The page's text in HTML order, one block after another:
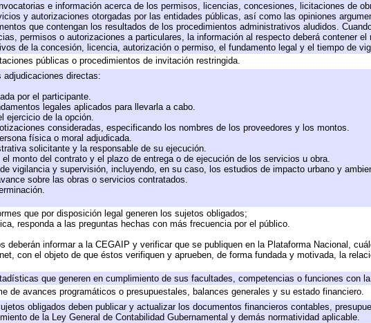
e información acerca de los permisos, licencias, concesiones, licitaciones de
y autorizaciones otorgadas por las entidades públicas, así como las opiniones
que contengan los resultados de los procedimientos administrativos aludidos.
permisos o autorizaciones a particulares, la información al respecto deberá contener el
de la concesión, licencia, autorización o permiso, el fundamento legal y el tiempo de
públicas o procedimientos de invitación restringida.
directas:
por el participante.
legales aplicados para llevarla a cabo.
ejercicio de la opción.
consideradas, especificando los nombres de los proveedores y los montos.
física o moral adjudicada.
solicitante y la responsable de su ejecución.
monto del contrato y el plazo de entrega o de ejecución de los servicios u obra.
vigilancia y supervisión, incluyendo, en su caso, los estudios de impacto urbano y
sobre las obras o servicios contratados.
que por disposición legal generen los sujetos obligados;
responda a las preguntas hechas con más frecuencia por el público.
deberán informar a la CEGAIP y verificar que se publiquen en la Plataforma Nacional,
con el objeto de que éstos verifiquen y aprueben, de forma fundada y motivada, la
que generen en cumplimiento de sus facultades, competencias o funciones con
de avances programáticos o presupuestales, balances generales y su estado financiero.
obligados deben publicar y actualizar los documentos financieros contables,
de la Ley General de Contabilidad Gubernamental y demás normatividad aplicable.